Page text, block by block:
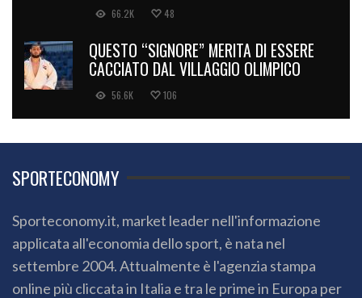
66.2K 48
QUESTO “SIGNORE” MERITA DI ESSERE
CACCIATO DAL VILLAGGIO OLIMPICO
56.6K 106
SPORTECONOMY
Sporteconomy.it, market leader nell'informazione
applicata all'economia dello sport, è nata nel
settembre 2004. Attualmente è l'agenzia stampa
online più cliccata in Italia e tra le prime in Europa per